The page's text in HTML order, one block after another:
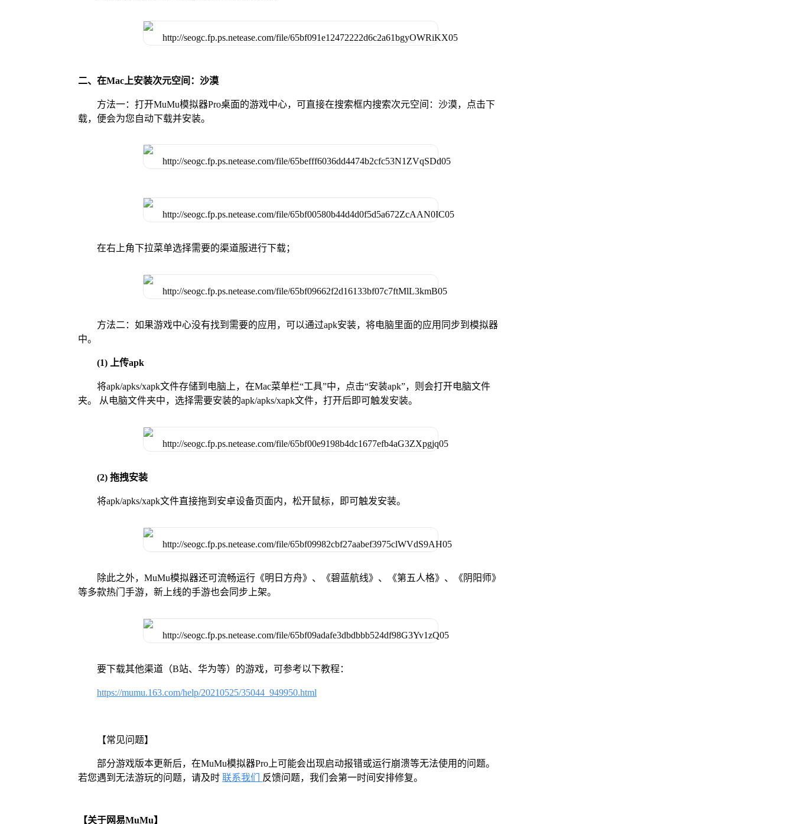
二、在Mac上安装次元空间：沙漠
方法一：打开MuMu模拟器Pro桌面的游戏中心，可直接在搜索框内搜索次元空间：沙漠，点击下
载，便会为您自动下载并安装。
在右上角下拉菜单选择需要的渠道服进行下载；
方法二：如果游戏中心没有找到需要的应用，可以通过apk安装，将电脑里面的应用同步到模拟器
中。
(1) 上传apk
将apk/apks/xapk文件存储到电脑上，在Mac菜单栏“工具”中，点击“安装apk”，则会打开电脑文件
夹。 从电脑文件夹中，选择需要安装的apk/apks/xapk文件，打开后即可触发安装。
(2) 拖拽安装
将apk/apks/xapk文件直接拖到安卓设备页面内，松开鼠标，即可触发安装。
除此之外，MuMu模拟器还可流畅运行《明日方舟》、《碧蓝航线》、《第五人格》、《阴阳师》
等多款热门手游，新上线的手游也会同步上架。
要下载其他渠道（B站、华为等）的游戏，可参考以下教程：
https://mumu.163.com/help/20210525/35044_949950.html
【常见问题】
部分游戏版本更新后，在MuMu模拟器Pro上可能会出现启动报错或运行崩溃等无法使用的问题。
若您遇到无法游玩的问题，请及时 联系我们 反馈问题，我们会第一时间安排修复。
【关于网易MuMu】